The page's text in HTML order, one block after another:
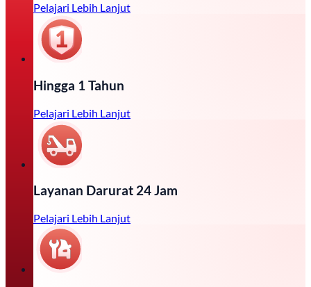
Pelajari Lebih Lanjut
Hingga 1 Tahun
Pelajari Lebih Lanjut
Layanan Darurat 24 Jam
Pelajari Lebih Lanjut